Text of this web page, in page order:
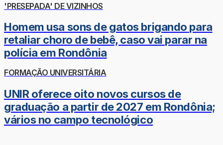
'PRESEPADA' DE VIZINHOS
Homem usa sons de gatos brigando para
retaliar choro de bebê, caso vai parar na
polícia em Rondônia
FORMAÇÃO UNIVERSITÁRIA
UNIR oferece oito novos cursos de
graduação a partir de 2027 em Rondônia;
vários no campo tecnológico